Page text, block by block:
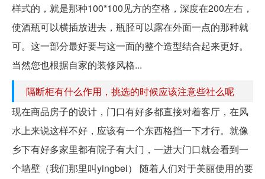
样式的，就是那种100*100见方的空格，深度在200左右，
使酒瓶可以横插放进去，瓶胫可以露在外面一点的那种就
可。这一部分最好要与这一面的整个造型结合起来更好。
当然您也根据自家的装修风格...
隔断柜有什么作用，挑选的时候应该注意些社么呢
现在商品房子的设计，门口有好多都直接对着客厅，在风
水上来说这样不好，应该有一个东西格挡一下才行。就像
乡下有好多家里都有院子有大门，一进大门口就会看到一
个墙壁（我们那里叫yingbei） 随着人们对于美丽使用的要